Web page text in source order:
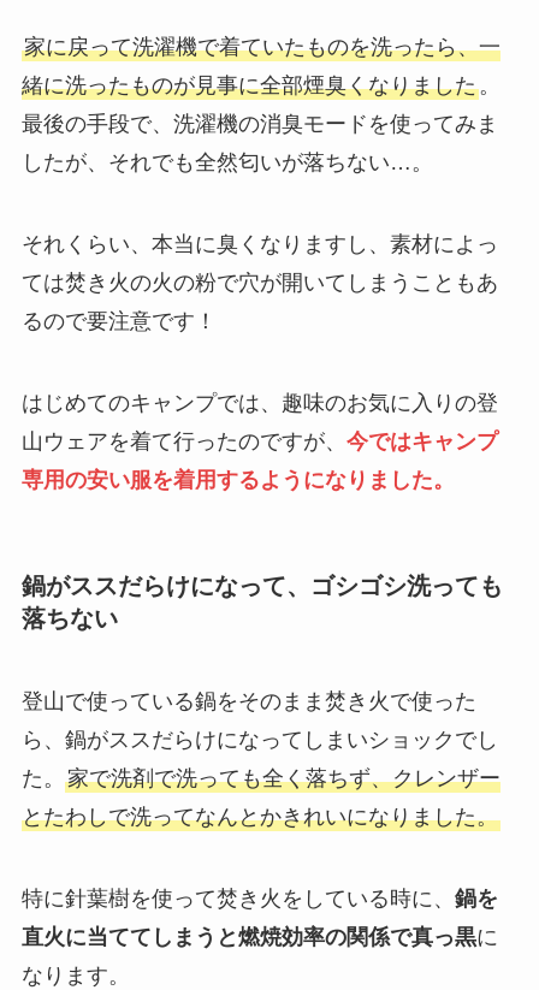
家に戻って洗濯機で着ていたものを洗ったら、一
緒に洗ったものが見事に全部煙臭くなりました。
最後の手段で、洗濯機の消臭モードを使ってみま
したが、それでも全然匂いが落ちない…。
それくらい、本当に臭くなりますし、素材によっ
ては焚き火の火の粉で穴が開いてしまうこともあ
るので要注意です！
はじめてのキャンプでは、趣味のお気に入りの登
山ウェアを着て行ったのですが、 今ではキャンプ
専用の安い服を着用するようになりました。
鍋がススだらけになって、ゴシゴシ洗っても
落ちない
登山で使っている鍋をそのまま焚き火で使った
ら、鍋がススだらけになってしまいショックでし
た。 家で洗剤で洗っても全く落ちず、クレンザー
とたわしで洗ってなんとかきれいになりました。
特に針葉樹を使って焚き火をしている時に、 鍋を
直火に当ててしまうと燃焼効率の関係で真っ黒に
なります。